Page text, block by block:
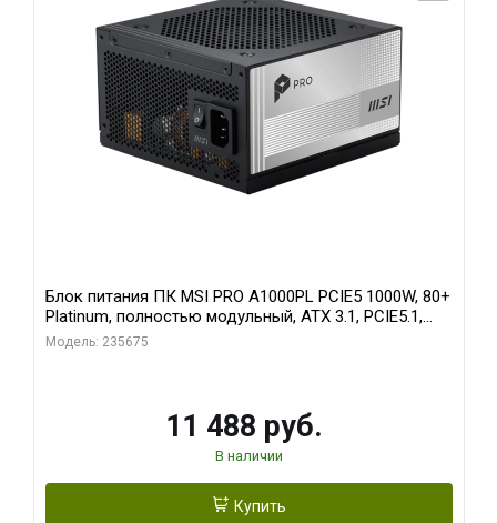
Блок питания ПК MSI PRO A1000PL PCIE5 1000W, 80+
Platinum, полностью модульный, ATX 3.1, PCIE5.1,
RTL
Модель: 235675
11 488 руб.
В наличии
Купить